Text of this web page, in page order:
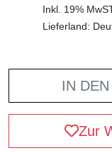
Inkl. 19%
Lieferland:
IN
Zur